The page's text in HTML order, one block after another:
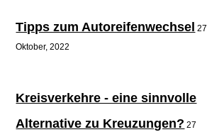
Tipps zum Autoreifenwechsel 27
Oktober, 2022
Kreisverkehre - eine sinnvolle
Alternative zu Kreuzungen? 27